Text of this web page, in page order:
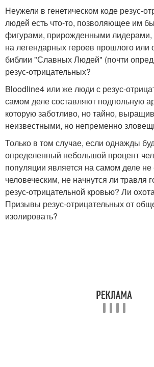
Неужели в генетическом коде резус-
людей есть что-то, позволяющее им
фигурами, прирожденными
на легендарных героев прошлого или
библии "Славных Людей" (почти
резус-отрицательных?
Bloodline4 или же люди с резус-
самом деле составляют подпольную
которую заботливо, но тайно,
неизвестными, но непременно
Только в том случае, если однажды
определенный небольшой процент
популяции является на самом деле не
человеческим, не начнутся ли травля
резус-отрицательной кровью? Ли
Призывы резус-отрицательных от
изолировать?